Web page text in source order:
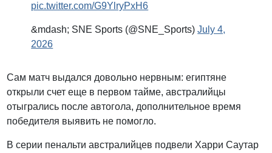
pic.twitter.com/G9YlryPxH6
&mdash; SNE Sports (@SNE_Sports)July 4,
2026
Сам матч выдался довольно нервным: египтяне
открыли счет еще в первом тайме, австралийцы
отыгрались после автогола, дополнительное время
победителя выявить не помогло.
В серии пенальти австралийцев подвели Харри Саутар